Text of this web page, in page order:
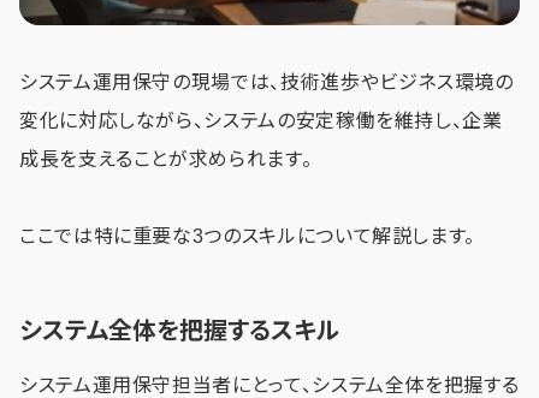
システム運用保守の現場では、技術進歩やビジネス環境の
変化に対応しながら、システムの安定稼働を維持し、企業
成長を支えることが求められます。
ここでは特に重要な3つのスキルについて解説します。
システム全体を把握するスキル
システム運用保守担当者にとって、システム全体を把握する